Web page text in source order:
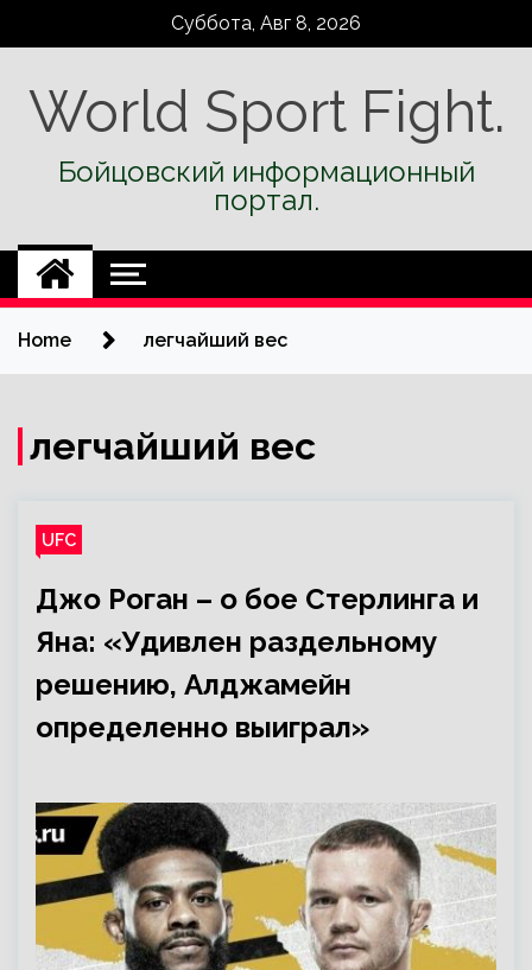
Суббота, Авг 8, 2026
World Sport Fight.
Бойцовский информационный
портал.
Home легчайший вес
легчайший вес
UFC
Джо Роган – о бое Стерлинга и
Яна: «Удивлен раздельному
решению, Алджамейн
определенно выиграл»